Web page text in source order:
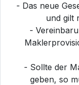
- Das neue
und gilt
-
- Sollte der
geben, so